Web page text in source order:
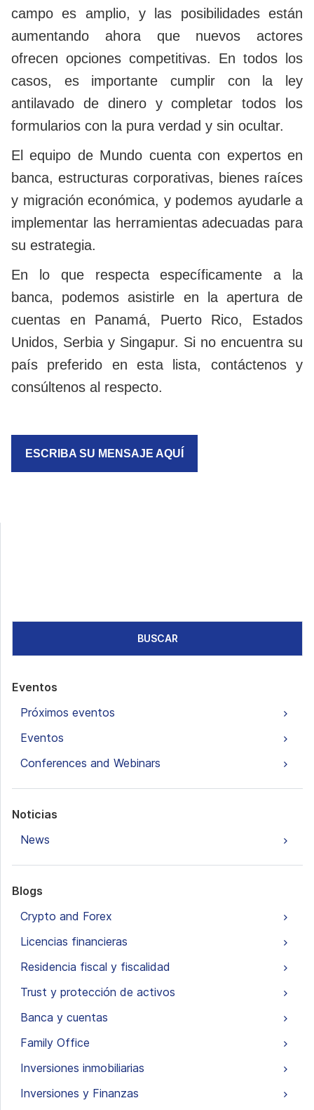
campo es amplio, y las posibilidades están
aumentando ahora que nuevos actores
ofrecen opciones competitivas. En todos los
casos, es importante cumplir con la ley
antilavado de dinero y completar todos los
formularios con la pura verdad y sin ocultar.
El equipo de Mundo cuenta con expertos en
banca, estructuras corporativas, bienes raíces
y migración económica, y podemos ayudarle a
implementar las herramientas adecuadas para
su estrategia.
En lo que respecta específicamente a la
banca, podemos asistirle en la apertura de
cuentas en Panamá, Puerto Rico, Estados
Unidos, Serbia y Singapur. Si no encuentra su
país preferido en esta lista, contáctenos y
consúltenos al respecto.
ESCRIBA SU MENSAJE AQUÍ
BUSCAR
Eventos
Próximos eventos
Eventos
Conferences and Webinars
Noticias
News
Blogs
Crypto and Forex
Licencias financieras
Residencia fiscal y fiscalidad
Trust y protección de activos
Banca y cuentas
Family Office
Inversiones inmobiliarias
Inversiones y Finanzas